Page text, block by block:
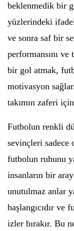
beklenmedik bir
yüzlerindeki
ve sonra saf bir
performansını ve
bir gol atmak,
motivasyon
takımın zaferi
Futbolun renkli
sevinçleri sadece
futbolun ruhunu
insanların bir
unutulmaz anlar
başlangıcıdır ve
izler bırakır. Bu